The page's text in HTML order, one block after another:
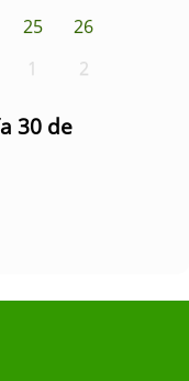
25
26
1 2
30 de